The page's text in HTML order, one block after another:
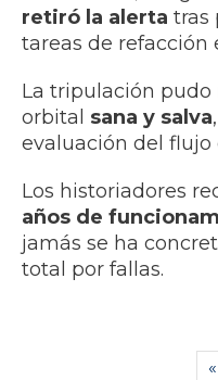
retiró la alerta tras
tareas de refacción
La tripulación
orbital sana y salva
evaluación del flujo
Los historiadores
años de
jamás se ha
total por fallas.